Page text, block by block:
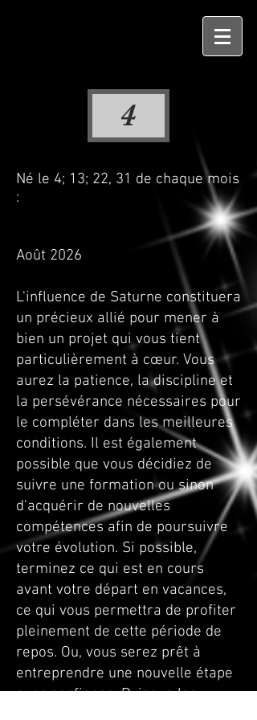
4
Né le 4; 13; 22, 31 de chaque mois
:
Août 2026
L'influence de Saturne constituera
un précieux allié pour mener à
bien un projet qui vous tient
particulièrement à cœur. Vous
aurez la patience, la discipline et
la persévérance nécessaires pour
le compléter dans les meilleures
conditions. Il est également
possible que vous décidiez de
suivre une formation ou sinon
d'acquérir de nouvelles
compétences afin de poursuivre
votre évolution. Si possible,
terminez ce qui est en cours
avant votre départ en vacances,
ce qui vous permettra de profiter
pleinement de cette période de
repos. Ou, vous serez prêt à
entreprendre une nouvelle étape
avec confiance. Puisque les